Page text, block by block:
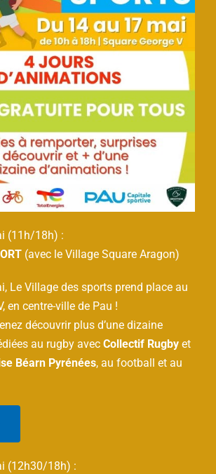
(11h/18h) :
(avec le Village Square Aragon)
Le Village des sports prend place au
en centre-ville de Pau !
découvrir plus d’une dizaine
au rugby avec Collectif Rugbyet
Béarn Pyrénées, au football et au
(12h30/18h) :